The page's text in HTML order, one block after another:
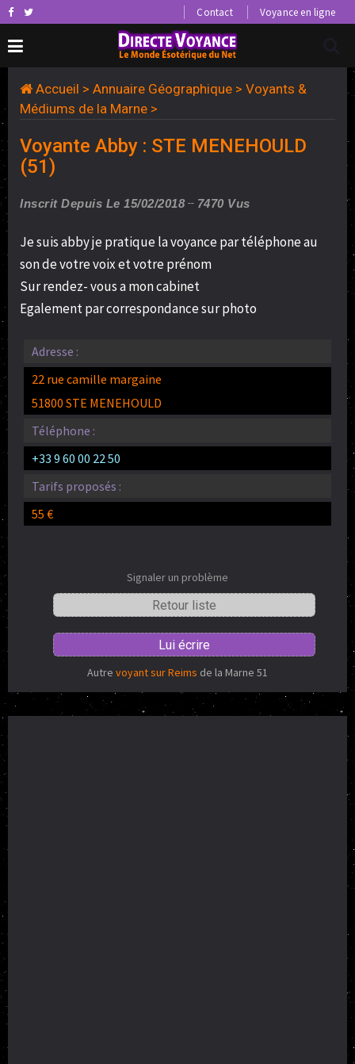
Contact Voyance en ligne
Accueil > Annuaire Géographique > Voyants &
Médiums de la Marne >
Voyante Abby : STE MENEHOULD
(51)
Inscrit Depuis Le 15/02/2018 7470 Vus
Je suis abby je pratique la voyance par téléphone au
son de votre voix et votre prénom
Sur rendez- vous a mon cabinet
Egalement par correspondance sur photo
Adresse :
22 rue camille margaine
51800 STE MENEHOULD
Téléphone :
+33 9 60 00 22 50
Tarifs proposés :
55 €
Signaler un problème
Retour liste
Lui écrire
Autre voyant sur Reims de la Marne 51